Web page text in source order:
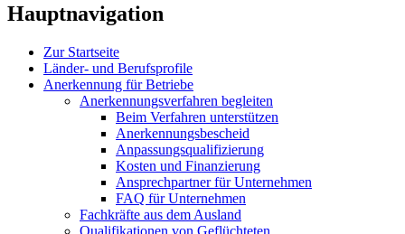
Hauptnavigation
Zur Startseite
Länder- und Berufsprofile
Anerkennung für Betriebe
Anerkennungsverfahren begleiten
Beim Verfahren unterstützen
Anerkennungsbescheid
Anpassungsqualifizierung
Kosten und Finanzierung
Ansprechpartner für Unternehmen
FAQ für Unternehmen
Fachkräfte aus dem Ausland
Qualifikationen von Geflüchteten